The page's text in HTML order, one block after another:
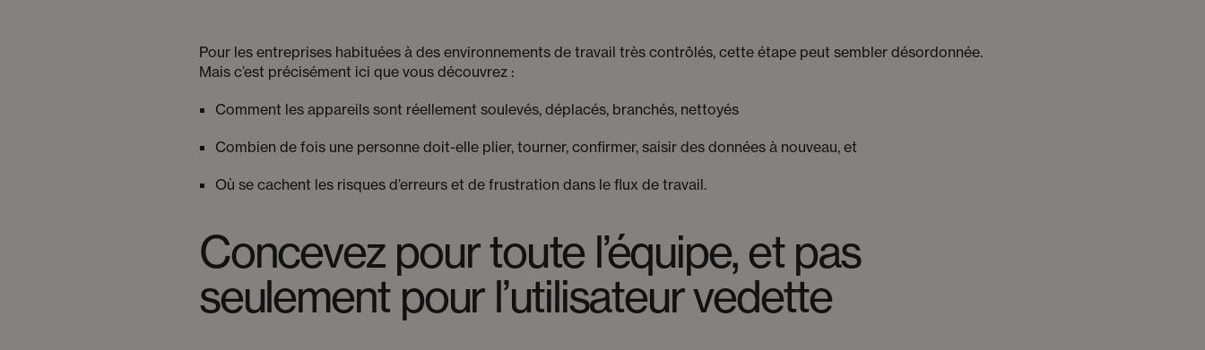
Pour les entreprises habituées à des environnements de travail très contrôlés, cette étape peut sembler désordonnée.
Mais c’est précisément ici que vous découvrez :
Comment les appareils sont réellement soulevés, déplacés, branchés, nettoyés
Combien de fois une personne doit-elle plier, tourner, confirmer, saisir des données à nouveau, et
Où se cachent les risques d’erreurs et de frustration dans le flux de travail.
Concevez pour toute l’équipe, et pas
seulement pour l’utilisateur vedette